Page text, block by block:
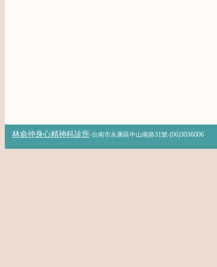
林俞仲身心精神科診所-台南市永康區中山南路31號-(06)3036006